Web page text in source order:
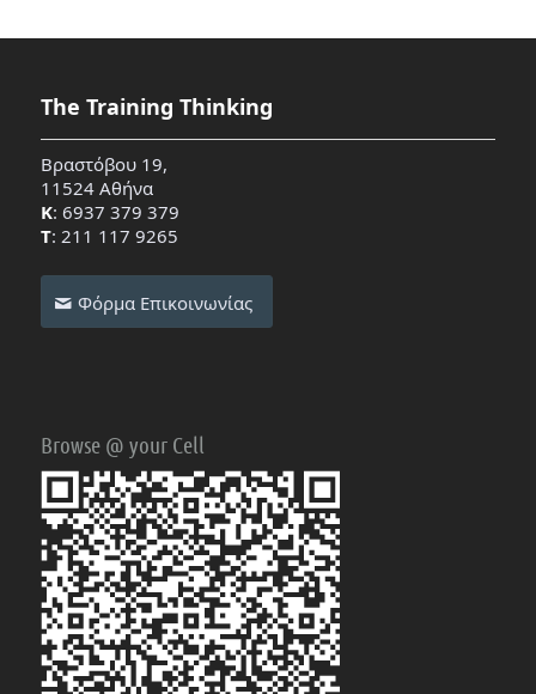
The Training Thinking
Βραστόβου 19,
11524 Αθήνα
Κ: 6937 379 379
T: 211 117 9265
Φόρμα Επικοινωνίας
Browse @ your Cell